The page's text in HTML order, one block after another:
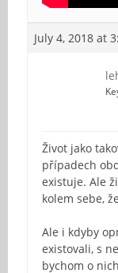
July 4, 2018 at
Život jako
případech
existuje. Ale
kolem sebe,
Ale i kdyby
existovali, s
bychom o